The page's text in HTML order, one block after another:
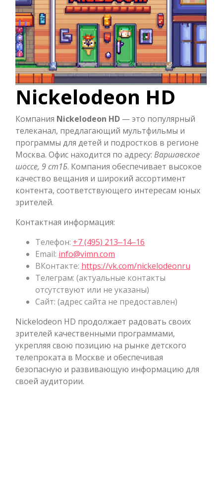
Nickelodeon HD
Компания Nickelodeon HD — это популярный
телеканал, предлагающий мультфильмы и
программы для детей и подростков в регионе
Москва. Офис находится по адресу: Варшавское
шоссе, 9 ст1Б. Компания обеспечивает высокое
качество вещания и широкий ассортимент
контента, соответствующего интересам юных
зрителей.
Контактная информация:
Телефон: +7 (495) 213‒14‒16
Email: info@vimn.com
ВКонтакте: https://vk.com/nickelodeonru
Телеграм: (актуальные контакты
отсутствуют или не указаны)
Сайт: (адрес сайта не предоставлен)
Nickelodeon HD продолжает радовать своих
зрителей качественными программами,
укрепляя свою позицию на рынке детского
телепроката в Москве и обеспечивая
безопасную и развивающую информацию для
своей аудитории.